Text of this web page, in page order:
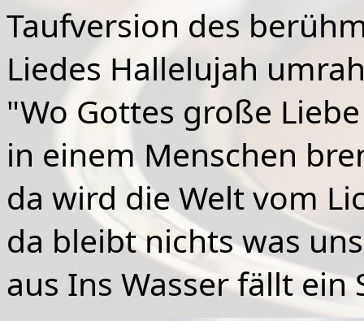
Taufversion des
Liedes Hallelujah
"Wo Gottes große Liebe
in einem Menschen
da wird die Welt vom
da bleibt nichts was
aus Ins Wasser fällt ein